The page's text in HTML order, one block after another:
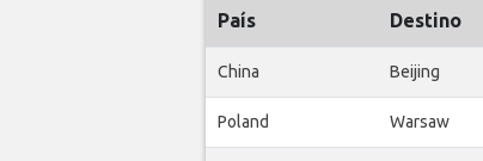
País Destino
China Beijing
Poland Warsaw